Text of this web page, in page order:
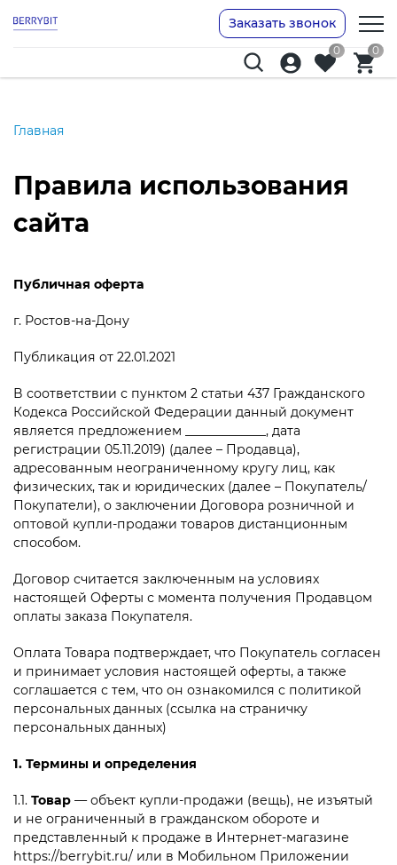
Заказать звонок
0 0
Главная
Правила использования
сайта
Публичная оферта
г. Ростов-на-Дону
Публикация от 22.01.2021
В соответствии с пунктом 2 статьи 437 Гражданского
Кодекса Российской Федерации данный документ
является предложением _____________, дата
регистрации 05.11.2019) (далее – Продавца),
адресованным неограниченному кругу лиц, как
физических, так и юридических (далее – Покупатель/
Покупатели), о заключении Договора розничной и
оптовой купли-продажи товаров дистанционным
способом.
Договор считается заключенным на условиях
настоящей Оферты с момента получения Продавцом
оплаты заказа Покупателя.
Оплата Товара подтверждает, что Покупатель согласен
и принимает условия настоящей оферты, а также
соглашается с тем, что он ознакомился с политикой
персональных данных (ссылка на страничку
персональных данных)
1. Термины и определения
1.1. Товар — объект купли-продажи (вещь), не изъятый
и не ограниченный в гражданском обороте и
представленный к продаже в Интернет-магазине
https://berrybit.ru/ или в Мобильном Приложении